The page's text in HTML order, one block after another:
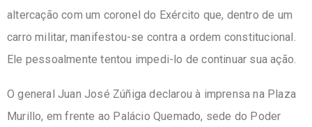
altercação com um coronel do Exército que, dentro de um
carro militar, manifestou-se contra a ordem constitucional.
Ele pessoalmente tentou impedi-lo de continuar sua ação.
O general Juan José Zúñiga declarou à imprensa na Plaza
Murillo, em frente ao Palácio Quemado, sede do Poder